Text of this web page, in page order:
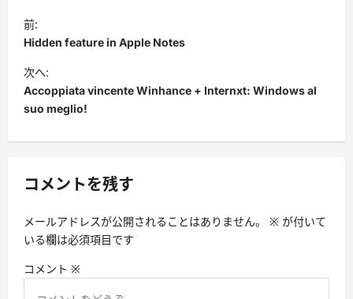
投
稿
ナ
ビ
ゲ
ー
ョ
前:
Hidden feature in Apple Notes
次へ:
Accoppiata vincente Winhance + Internxt: Windows al
suo meglio!
コメントを残す
メールアドレスが公開されることはありません。 ※ が付いて
いる欄は必須項目です
コメント ※